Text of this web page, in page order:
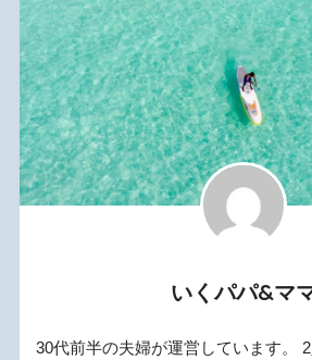
いくパパ&マ
30代前半の夫婦が運営しています。